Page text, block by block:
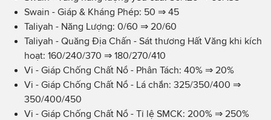
Swain - Giáp & Kháng Phép: 50 ⇒ 45
Taliyah - Năng Lượng: 0/60 ⇒ 20/60
Taliyah - Quăng Địa Chấn - Sát thương Hất Văng khi kích
hoạt: 160/240/370 ⇒ 180/270/410
Vi - Giáp Chống Chất Nổ - Phân Tách: 40% ⇒ 20%
Vi - Giáp Chống Chất Nổ - Lá chắn: 325/350/400 ⇒
350/400/450
Vi - Giáp Chống Chất Nổ - Tỉ lệ SMCK: 200% ⇒ 250%